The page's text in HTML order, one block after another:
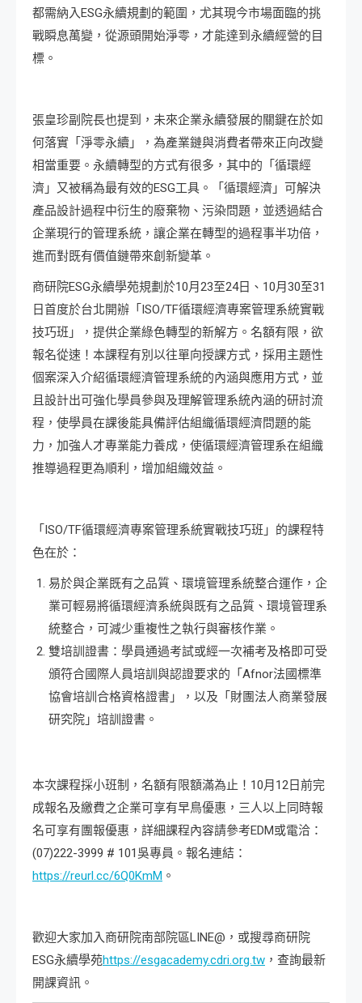
都需納入ESG永續規劃的範圍，尤其現今市場面臨的挑
戰瞬息萬變，從源頭開始淨零，才能達到永續經營的目
標。
張皇珍副院長也提到，未來企業永續發展的關鍵在於如
何落實「淨零永續」，為產業鏈與消費者帶來正向改變
相當重要。永續轉型的方式有很多，其中的「循環經
濟」又被稱為最有效的ESG工具。「循環經濟」可解決
產品設計過程中衍生的廢棄物、污染問題，並透過結合
企業現行的管理系統，讓企業在轉型的過程事半功倍，
進而對既有價值鏈帶來創新變革。
商研院ESG永續學苑規劃於10月23至24日、10月30至31
日首度於台北開辦「ISO/TF循環經濟專案管理系統實戰
技巧班」，提供企業綠色轉型的新解方。名額有限，欲
報名從速！本課程有別以往單向授課方式，採用主題性
個案深入介紹循環經濟管理系統的內涵與應用方式，並
且設計出可強化學員參與及理解管理系統內涵的研討流
程，使學員在課後能具備評估組織循環經濟問題的能
力，加強人才專業能力養成，使循環經濟管理系在組織
推導過程更為順利，增加組織效益。
「ISO/TF循環經濟專案管理系統實戰技巧班」的課程特
色在於：
易於與企業既有之品質、環境管理系統整合運作，企
業可輕易將循環經濟系統與既有之品質、環境管理系
統整合，可減少重複性之執行與審核作業。
雙培訓證書：學員通過考試或經一次補考及格即可受
頒符合國際人員培訓與認證要求的「Afnor法國標準
協會培訓合格資格證書」，以及「財團法人商業發展
研究院」培訓證書。
本次課程採小班制，名額有限額滿為止！10月12日前完
成報名及繳費之企業可享有早鳥優惠，三人以上同時報
名可享有團報優惠，詳細課程內容請參考EDM或電洽：
(07)222-3999 # 101吳專員。報名連結：
https://reurl.cc/6Q0KmM 。
歡迎大家加入商研院南部院區LINE@，或搜尋商研院
ESG永續學苑https://esgacademy.cdri.org.tw ，查詢最新
開課資訊。